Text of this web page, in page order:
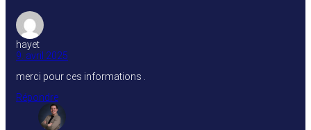
hayet
9. avril 2025
merci pour ces informations .
Répondre